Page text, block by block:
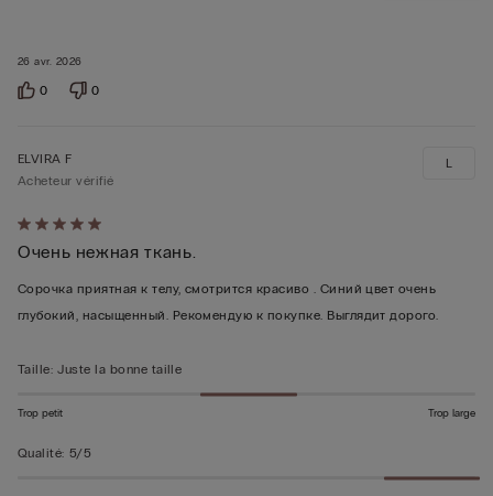
26 avr. 2026
0 0
Évalué
5sur 5
ELVIRA F
Acheteur vérifié
Очень нежная ткань.
Сорочка приятная к телу, смотрится красиво . Синий цвет очень
глубокий, насыщенный. Рекомендую к покупке. Выглядит дорого.
L
Taille: Juste la bonne taille
Trop petit Trop large
Qualité: 5/5